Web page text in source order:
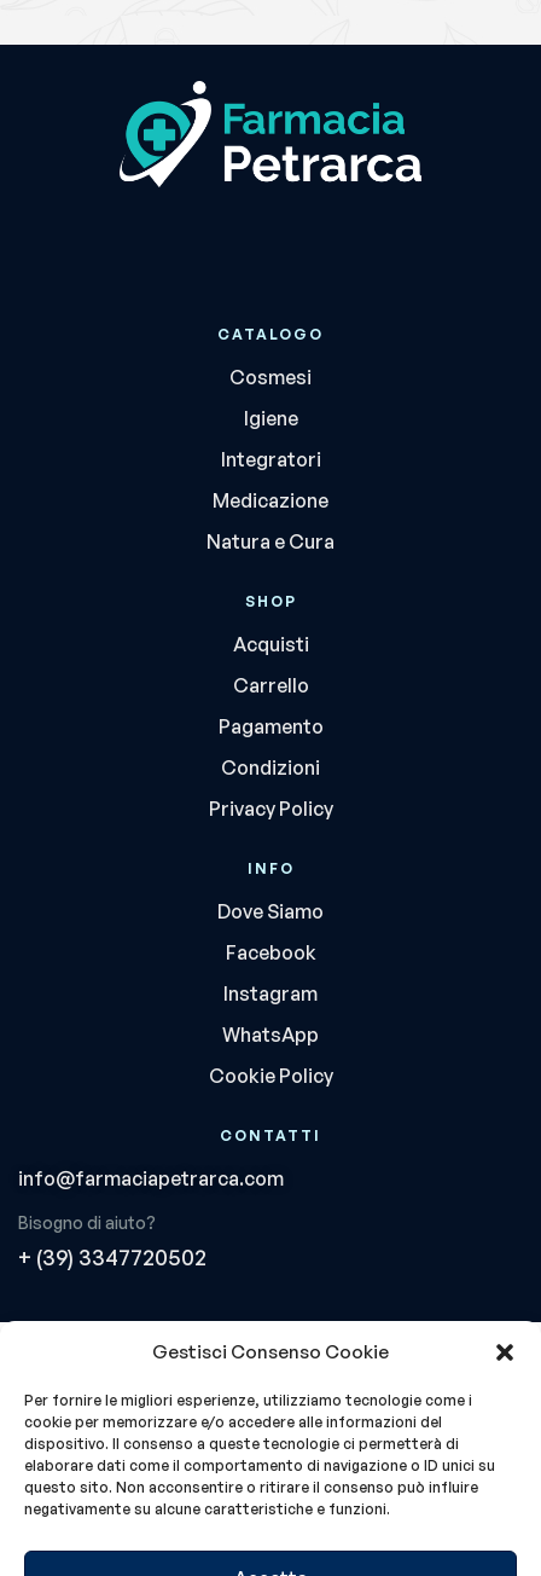
Gestisci Consenso Cookie
Per fornire le migliori esperienze, utilizziamo tecnologie come i
cookie per memorizzare e/o accedere alle informazioni del
dispositivo. Il consenso a queste tecnologie ci permetterà di
elaborare dati come il comportamento di navigazione o ID unici su
questo sito. Non acconsentire o ritirare il consenso può influire
negativamente su alcune caratteristiche e funzioni.
CATALOGO
Cosmesi
Igiene
Integratori
Medicazione
Natura e Cura
SHOP
Acquisti
Carrello
Pagamento
Condizioni
Privacy Policy
INFO
Dove Siamo
Facebook
Instagram
WhatsApp
Cookie Policy
CONTATTI
info@farmaciapetrarca.com
Bisogno di aiuto?
+ (39) 3347720502
Farmacia Petrarca Snc – P.IVA 02821670185, REA: PV –
303794